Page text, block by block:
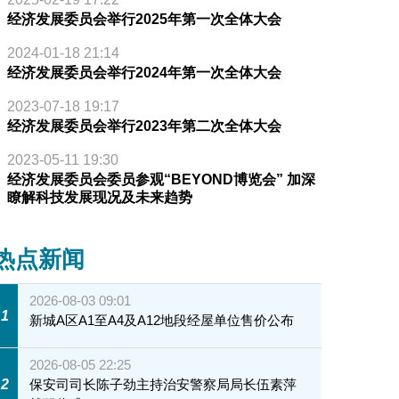
经济发展委员会举行2025年第一次全体大会
2024-01-18 21:14
经济发展委员会举行2024年第一次全体大会
2023-07-18 19:17
经济发展委员会举行2023年第二次全体大会
2023-05-11 19:30
经济发展委员会委员参观“BEYOND博览会” 加深
瞭解科技发展现况及未来趋势
点新闻
1
2026-08-03 09:01
新城A区A1至A4及A12地段经屋单位售价公布
2
2026-08-05 22:25
保安司司长陈子劲主持治安警察局局长伍素萍